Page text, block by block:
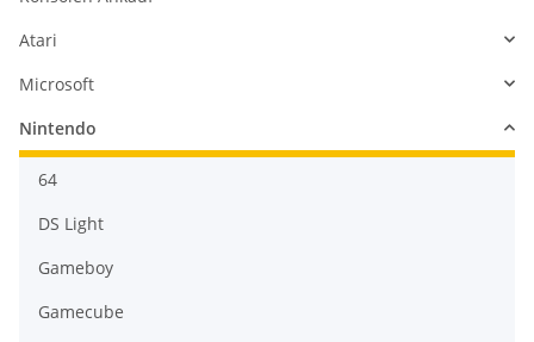
Atari
Microsoft
Nintendo
64
DS Light
Gameboy
Gamecube